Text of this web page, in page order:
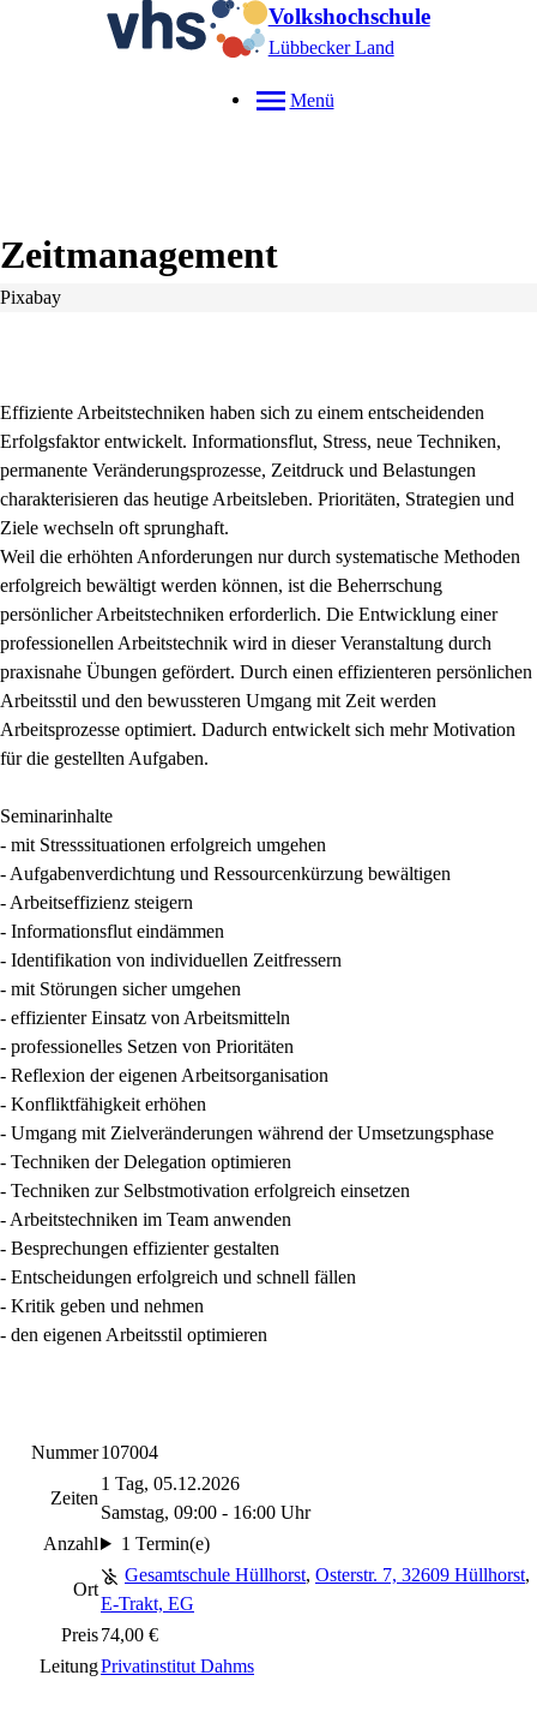
Volkshochschule
Lübbecker Land
Menü
Zeitmanagement
Pixabay
Effiziente Arbeitstechniken haben sich zu einem entscheidenden
Erfolgsfaktor entwickelt. Informationsflut, Stress, neue Techniken,
permanente Veränderungsprozesse, Zeitdruck und Belastungen
charakterisieren das heutige Arbeitsleben. Prioritäten, Strategien und
Ziele wechseln oft sprunghaft.
Weil die erhöhten Anforderungen nur durch systematische Methoden
erfolgreich bewältigt werden können, ist die Beherrschung
persönlicher Arbeitstechniken erforderlich. Die Entwicklung einer
professionellen Arbeitstechnik wird in dieser Veranstaltung durch
praxisnahe Übungen gefördert. Durch einen effizienteren persönlichen
Arbeitsstil und den bewussteren Umgang mit Zeit werden
Arbeitsprozesse optimiert. Dadurch entwickelt sich mehr Motivation
für die gestellten Aufgaben.
Seminarinhalte
- mit Stresssituationen erfolgreich umgehen
- Aufgabenverdichtung und Ressourcenkürzung bewältigen
- Arbeitseffizienz steigern
- Informationsflut eindämmen
- Identifikation von individuellen Zeitfressern
- mit Störungen sicher umgehen
- effizienter Einsatz von Arbeitsmitteln
- professionelles Setzen von Prioritäten
- Reflexion der eigenen Arbeitsorganisation
- Konfliktfähigkeit erhöhen
- Umgang mit Zielveränderungen während der Umsetzungsphase
- Techniken der Delegation optimieren
- Techniken zur Selbstmotivation erfolgreich einsetzen
- Arbeitstechniken im Team anwenden
- Besprechungen effizienter gestalten
- Entscheidungen erfolgreich und schnell fällen
- Kritik geben und nehmen
- den eigenen Arbeitsstil optimieren
Nummer107004
Zeiten
1 Tag, 05.12.2026
Samstag, 09:00 - 16:00 Uhr
Anzahl
1 Termin(e)
Ort
Gesamtschule Hüllhorst, Osterstr. 7, 32609 Hüllhorst,
E-Trakt, EG
Preis74,00 €
LeitungPrivatinstitut Dahms